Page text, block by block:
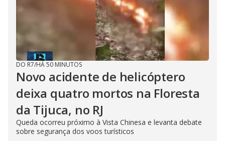
DO R7/HÁ 50 MINUTOS
Novo acidente de helicóptero
deixa quatro mortos na Floresta
da Tijuca, no RJ
Queda ocorreu próximo à Vista Chinesa e levanta debate
sobre segurança dos voos turísticos